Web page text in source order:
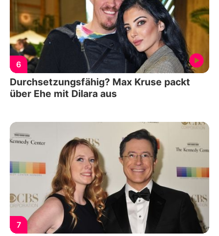
6
Durchsetzungsfähig? Max Kruse packt
über Ehe mit Dilara aus
7